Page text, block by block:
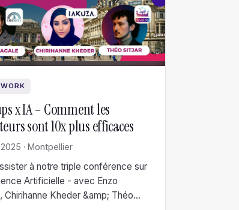
x IA – Comment les
sont 10x plus efficaces
· Montpellier
à notre triple conférence sur
Artificielle - avec Enzo
Chirihanne Kheder &amp; Théo